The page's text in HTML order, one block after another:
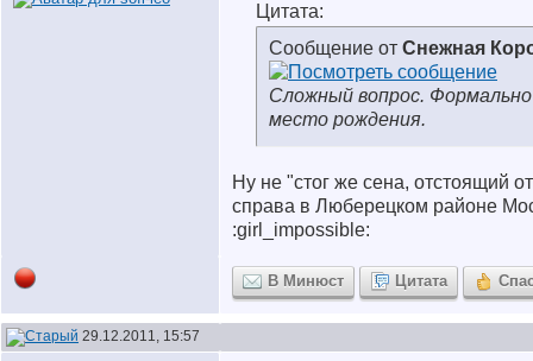
Цитата:
Сообщение от Снежная
Сложный вопрос.
место рождения.
Ну не "стог же сена, отстоящий
справа в Люберецком районе
:girl_impossible:
В Минюст Цитата
29.12.2011, 15:57